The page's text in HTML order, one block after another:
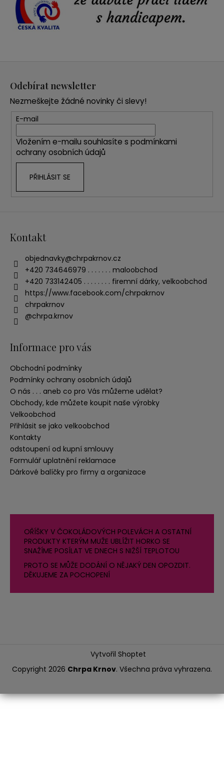
Odebírat newsletter
Nezmeškejte žádné novinky či slevy!
E-mail
Vložením e-mailu souhlasíte s podmínkami
ochrany osobních údajů
PŘIHLÁSIT SE
Kontakt
objednavky@chrpakrnov.cz
+420 734646979 . . . . . . . maloobchod
+420 733142405 . . . . . . . . firemní dárky, velkoobchod
https://www.facebook.com/chrpakrnov
chrpakrnov
@chrpa.krnov
Informace pro vás
Obchodní podmínky
Podmínky ochrany osobních údajů
O nás . . . aneb co pro Vás můžeme udělat?
Obchody, kde můžete koupit naše výrobky
Velkoobchod
Přihlásit se jako velkoobchod
Kontakty
odstoupení od kupní smlouvy
Formulář uplatnění reklamace
Dárkové balíčky pro firmy a organizace
OŘÍŠKY V ČOKOLÁDOVÝCH POLEVÁCH A OSTATNÍ
PRODUKTY KTERÝM MUŽE UBLÍŽIT HORKO SE
SNAŽÍME POSÍLAT VE DNECH S NIŽŠÍ TEPLOTOU
PROTO SE MŮŽE DODÁNÍ O NĚJAKÝ DEN OPOZDIT.
DĚKUJEME ZA POCHOPENÍ
Vytvořil Shoptet
Copyright 2026 Chrpa Krnov. Všechna práva vyhrazena.